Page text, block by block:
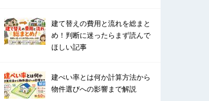
建て替えの費用と流れを総まと
め！判断に迷ったらまず読んで
ほしい記事
建ぺい率とは何か計算方法から
物件選びへの影響まで解説